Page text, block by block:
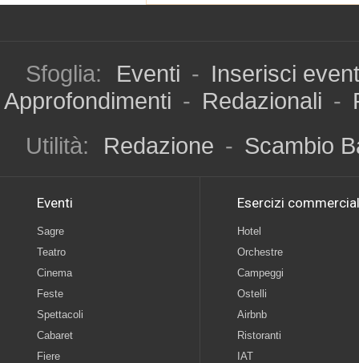
Sfoglia: Eventi - Inserisci
Approfondimenti - Redazionali -
Utilità:
Redazione - Scambio
Eventi
Sagre
Teatro
Cinema
Feste
Spettacoli
Cabaret
Fiere
Esercizi
Hotel
Orchestre
Campeggi
Ostelli
Airbnb
Ristoranti
IAT